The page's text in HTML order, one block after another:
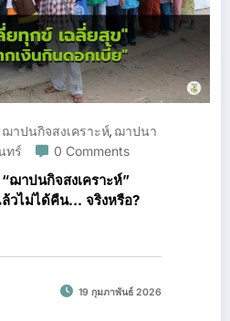
ฌาปนกิจสงเคราะห์, ฌาปนา
ทร์ 0 Comments
ฌาปนกิจสงเคราะห์”
วไม่ได้คืน… จริงหรือ?
19 กุมภาพันธ์ 2026